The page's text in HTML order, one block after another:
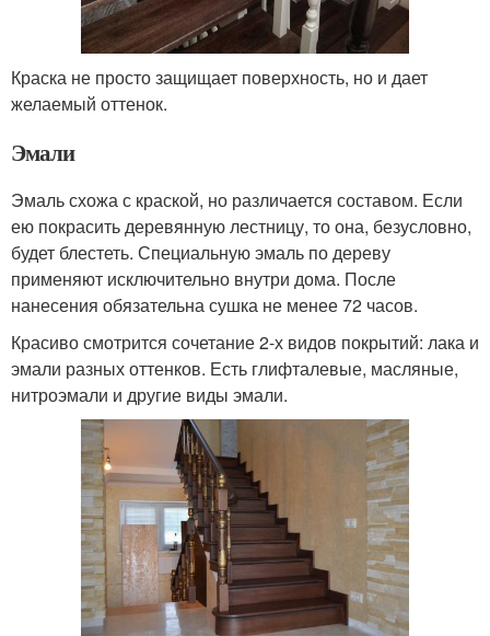
Краска не просто защищает поверхность, но и дает
желаемый оттенок.
Эмали
Эмаль схожа с краской, но различается составом. Если
ею покрасить деревянную лестницу, то она, безусловно,
будет блестеть. Специальную эмаль по дереву
применяют исключительно внутри дома. После
нанесения обязательна сушка не менее 72 часов.
Красиво смотрится сочетание 2-х видов покрытий: лака и
эмали разных оттенков. Есть глифталевые, масляные,
нитроэмали и другие виды эмали.